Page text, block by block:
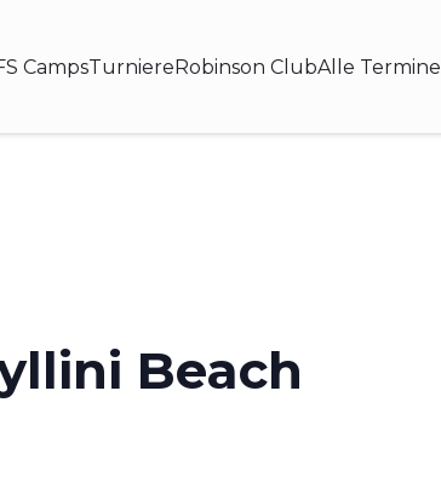
CampsTurniereRobinson ClubAlle Termine
Beach